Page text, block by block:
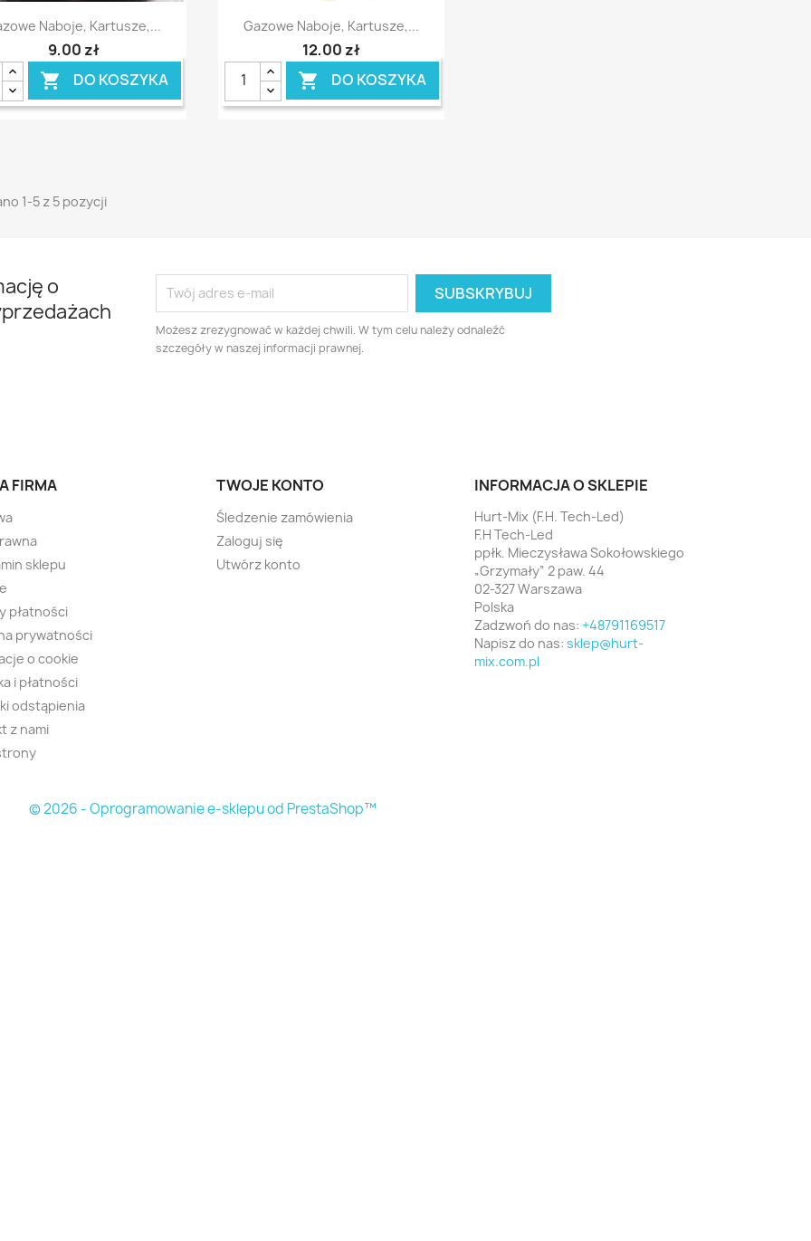
Szybki podgląd
Naboje, Kartusze,...
9,00 zł
 DO KOSZYKA
Szybki podgląd
Gazowe Naboje, Kartusze,...
12,00 zł
 DO KOSZYKA
1-5 z 5 pozycji
o
Możesz zrezygnować w każdej chwili. W tym celu należy odnaleźć
szczegóły w naszej informacji prawnej.
FIRMA
sklepu
płatności
prywatności
o cookie
i płatności
odstąpienia
z nami
TWOJE KONTO
Śledzenie zamówienia
Zaloguj się
Utwórz konto
INFORMACJA O SKLEPIE
Hurt-Mix (F.H. Tech-Led)
F.H Tech-Led
ppłk. Mieczysława Sokołowskiego
„Grzymały” 2 paw. 44
02-327 Warszawa
Polska
Zadzwoń do nas: +48791169517
Napisz do nas: sklep@hurt-
mix.com.pl
© 2026 - Oprogramowanie e-sklepu od PrestaShop™